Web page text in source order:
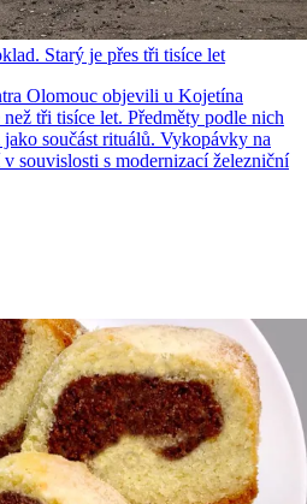
Starý je přes tři tisíce let
Olomouc objevili u Kojetína
tři tisíce let. Předměty podle nich
součást rituálů. Vykopávky na
souvislosti s modernizací železniční